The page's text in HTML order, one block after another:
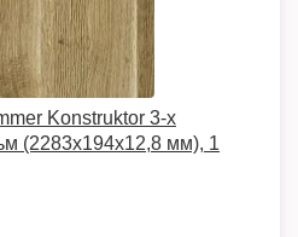
Konstruktor 3-х
(2283x194x12,8 мм), 1